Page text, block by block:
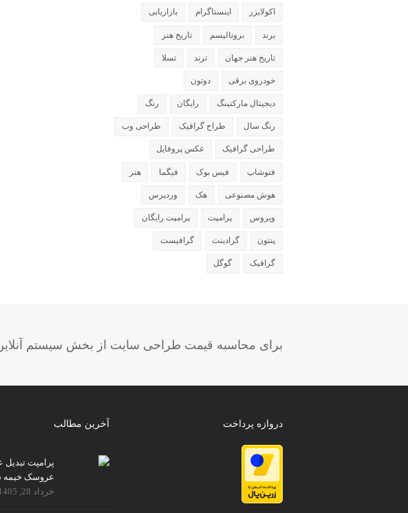
اکولایزر اینستاگرام بازاریابی
برند بروتالیسم تاریخ هنر
تاریخ هنر جهان ترند تسلا
خودروی برقی دوتون
دیجیتال مارکتینگ رایگان رنگ
رنگ سال طراح گرافیک طراحی وب
طراحی گرافیک عکس پروفایل
فتوشاپ فیس بوک فیگما هنر
هوش مصنوعی هک وردپرس
ویروس پرامپت پرامپت رایگان
پنتون گرادینت گرافیست
گرافیک گوگل
برای محاسبه قیمت طراحی سایت از بخش سیستم آنلاین
دروازه پرداخت آخرین مطالب
پرامپت
عروسک خیمه
خرداد 28, 1405